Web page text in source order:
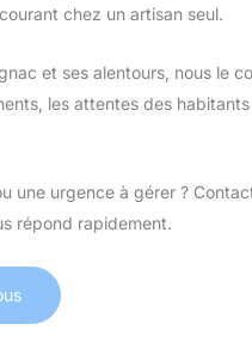
chez un artisan seul.
et ses alentours, nous le
les attentes des
une urgence à gérer ?
répond rapidement.